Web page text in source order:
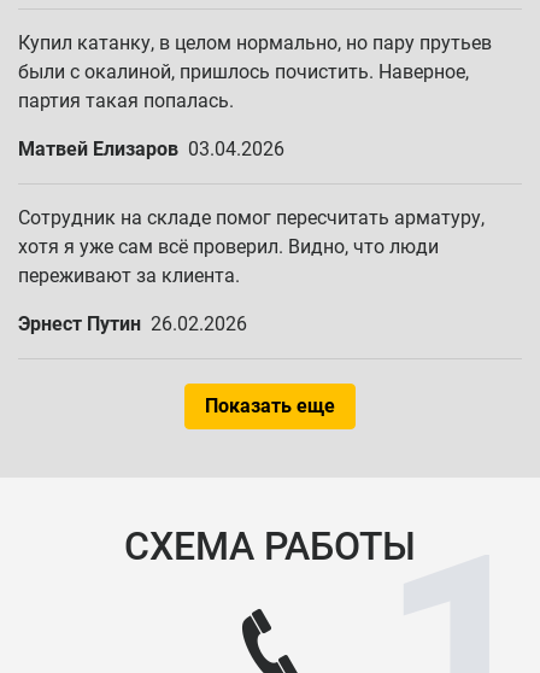
Купил катанку, в целом нормально, но пару прутьев
были с окалиной, пришлось почистить. Наверное,
партия такая попалась.
Матвей Елизаров 03.04.2026
Сотрудник на складе помог пересчитать арматуру,
хотя я уже сам всё проверил. Видно, что люди
переживают за клиента.
Эрнест Путин 26.02.2026
Показать еще
СХЕМА РАБОТЫ